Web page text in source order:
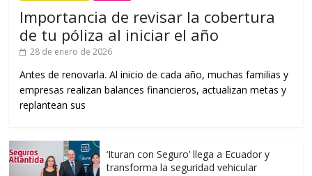
Importancia de revisar la cobertura
de tu póliza al iniciar el año
28 de enero de 2026
Antes de renovarla. Al inicio de cada año, muchas familias y
empresas realizan balances financieros, actualizan metas y
replantean sus
‘Ituran con Seguro’ llega a Ecuador y
transforma la seguridad vehicular